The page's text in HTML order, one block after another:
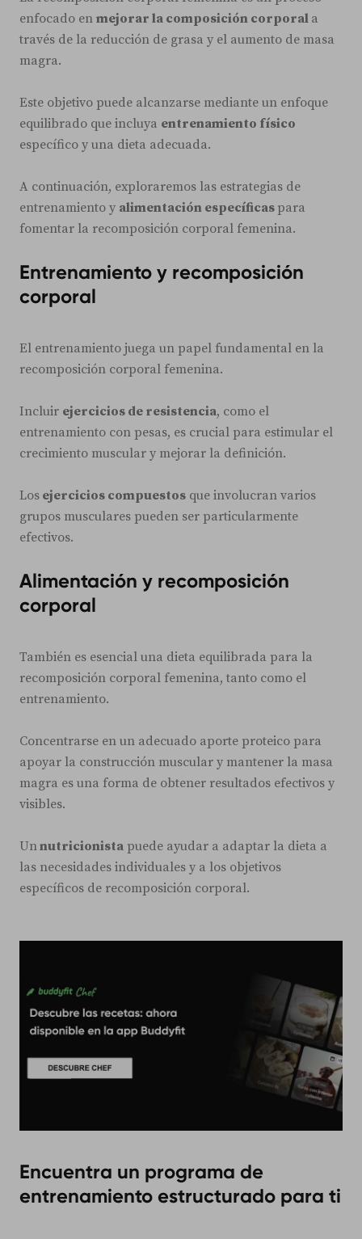
enfocado en mejorar la composición corporal a
través de la reducción de grasa y el aumento de masa
magra.
Este objetivo puede alcanzarse mediante un enfoque
equilibrado que incluya entrenamiento físico
específico y una dieta adecuada.
A continuación, exploraremos las estrategias de
entrenamiento y alimentación específicas para
fomentar la recomposición corporal femenina.
Entrenamiento y recomposición
corporal
El entrenamiento juega un papel fundamental en la
recomposición corporal femenina.
Incluir ejercicios de resistencia, como el
entrenamiento con pesas, es crucial para estimular el
crecimiento muscular y mejorar la definición.
Los ejercicios compuestos que involucran varios
grupos musculares pueden ser particularmente
efectivos.
Alimentación y recomposición
corporal
También es esencial una dieta equilibrada para la
recomposición corporal femenina, tanto como el
entrenamiento.
Concentrarse en un adecuado aporte proteico para
apoyar la construcción muscular y mantener la masa
magra es una forma de obtener resultados efectivos y
visibles.
Unnutricionista puede ayudar a adaptar la dieta a
las necesidades individuales y a los objetivos
específicos de recomposición corporal.
Encuentra un programa de
entrenamiento estructurado para ti